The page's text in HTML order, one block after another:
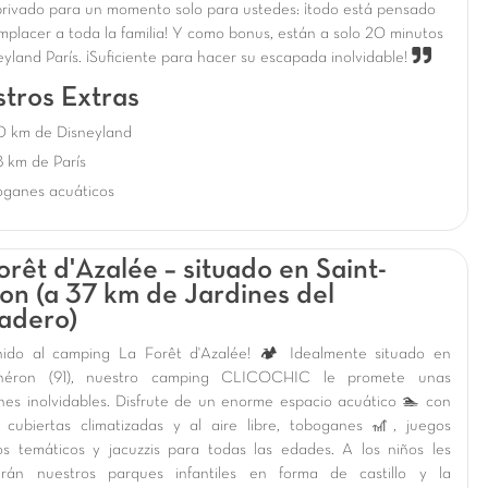
para un momento solo para ustedes: ¡todo está pensado
a toda la familia! Y como bonus, están a solo 20 minutos
París. ¡Suficiente para hacer su escapada inolvidable!
Extras
km de Disneyland
km de París
acuáticos
d'Azalée – situado en Saint-
(a 37 km de Jardines del
al camping La Forêt d'Azalée! 🏕️ Idealmente situado en
(91), nuestro camping CLICOCHIC le promete unas
inolvidables. Disfrute de un enorme espacio acuático 🏊 con
cubiertas climatizadas y al aire libre, toboganes 🎢, juegos
temáticos y jacuzzis para todas las edades. A los niños les
nuestros parques infantiles en forma de castillo y la